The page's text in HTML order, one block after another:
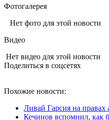
Фотогалерея
Нет фото для этой новости
Видео
Нет видео для этой новости
Поделиться в соцсетях
Похожие новости:
Ливай Гарсия на правах
Кечинов вспомнил, как